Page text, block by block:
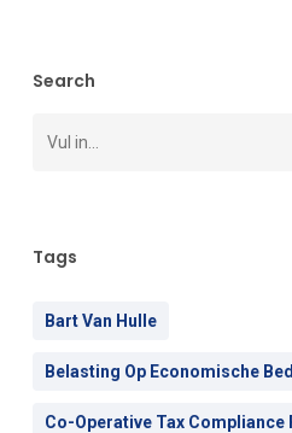
Search
Tags
Bart Van Hulle
Belasting Op Economische
Co-Operative Tax